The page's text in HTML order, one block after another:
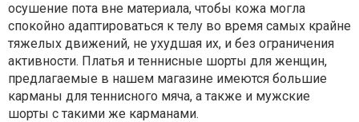
осушение пота вне материала, чтобы кожа могла
спокойно адаптироваться к телу во время самых крайне
тяжелых движений, не ухудшая их, и без ограничения
активности. Платья и теннисные шорты для женщин,
предлагаемые в нашем магазине имеются большие
карманы для теннисного мяча, а также и мужские
шорты с такими же карманами.